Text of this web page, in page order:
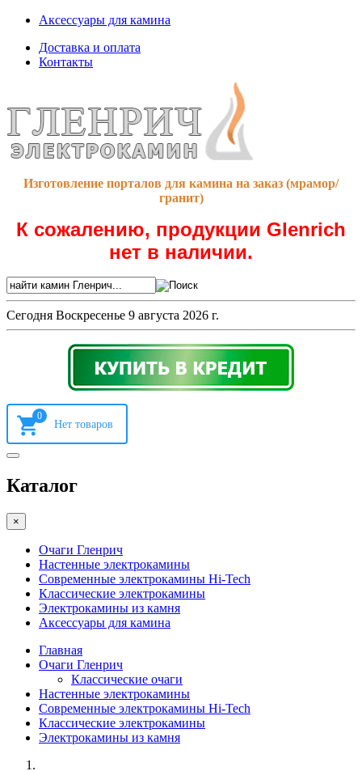
Аксессуары для камина
Доставка и оплата
Контакты
Изготовление порталов для камина на заказ (мрамор/
гранит)
К сожалению, продукции Glenrich
нет в наличии.
Сегодня Воскресенье 9 августа 2026 г.
0
Каталог
×
Очаги Гленрич
Настенные электрокамины
Современные электрокамины Hi-Tech
Классические электрокамины
Электрокамины из камня
Аксессуары для камина
Главная
Очаги Гленрич
Классические очаги
Настенные электрокамины
Современные электрокамины Hi-Tech
Классические электрокамины
Электрокамины из камня